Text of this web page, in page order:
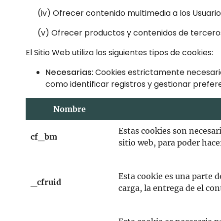
(iv) Ofrecer contenido multimedia a los
(v) Ofrecer productos y contenidos de
El Sitio Web utiliza los siguientes tipos de cookies:
Necesarias: Cookies estrictamente
como identificar registros y gestionar
Nombre
cf_bm
Estas cookies son
sitio web, para poder
_cfruid
Esta cookie es una parte
carga, la entrega de el